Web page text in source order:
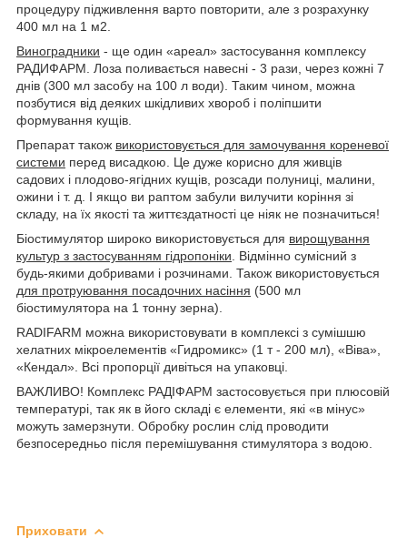
процедуру підживлення варто повторити, але з розрахунку
400 мл на 1 м2.
Виноградники - ще один «ареал» застосування комплексу
РАДИФАРМ. Лоза поливається навесні - 3 рази, через кожні 7
днів (300 мл засобу на 100 л води). Таким чином, можна
позбутися від деяких шкідливих хвороб і поліпшити
формування кущів.
Препарат також використовується для замочування кореневої
системи перед висадкою. Це дуже корисно для живців
садових і плодово-ягідних кущів, розсади полуниці, малини,
ожини і т. д. І якщо ви раптом забули вилучити коріння зі
складу, на їх якості та життєздатності це ніяк не позначиться!
Біостимулятор широко використовується для вирощування
культур з застосуванням гідропоніки . Відмінно сумісний з
будь-якими добривами і розчинами. Також використовується
для протруювання посадочних насіння (500 мл
біостимулятора на 1 тонну зерна).
RADIFARM можна використовувати в комплексі з сумішшю
хелатних мікроелементів «Гидромикс» (1 т - 200 мл), «Віва»,
«Кендал». Всі пропорції дивіться на упаковці.
ВАЖЛИВО! Комплекс РАДІФАРМ застосовується при плюсовій
температурі, так як в його складі є елементи, які «в мінус»
можуть замерзнути. Обробку рослин слід проводити
безпосередньо після перемішування стимулятора з водою.
Приховати